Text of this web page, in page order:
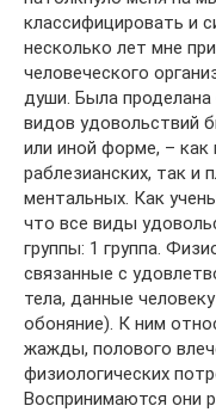
классифицировать и
несколько лет мне
человеческого
души. Была
видов удовольствий
или иной форме, – как
раблезианских, так и
ментальных. Как
что все виды
группы: 1 группа.
связанные с
тела, данные
обоняние). К ним
жажды, полового
физиологических
Воспринимаются они